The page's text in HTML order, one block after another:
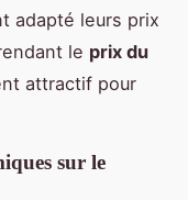
adapté leurs prix
le prix du
attractif pour
sur le